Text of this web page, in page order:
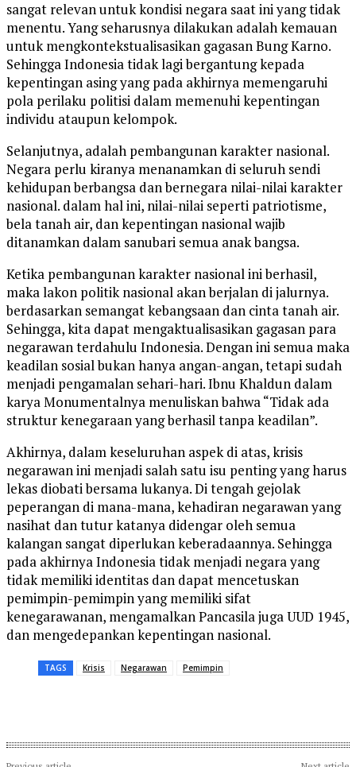
sangat relevan untuk kondisi negara saat ini yang tidak
menentu. Yang seharusnya dilakukan adalah kemauan
untuk mengkontekstualisasikan gagasan Bung Karno.
Sehingga Indonesia tidak lagi bergantung kepada
kepentingan asing yang pada akhirnya memengaruhi
pola perilaku politisi dalam memenuhi kepentingan
individu ataupun kelompok.
Selanjutnya, adalah pembangunan karakter nasional.
Negara perlu kiranya menanamkan di seluruh sendi
kehidupan berbangsa dan bernegara nilai-nilai karakter
nasional. dalam hal ini, nilai-nilai seperti patriotisme,
bela tanah air, dan kepentingan nasional wajib
ditanamkan dalam sanubari semua anak bangsa.
Ketika pembangunan karakter nasional ini berhasil,
maka lakon politik nasional akan berjalan di jalurnya.
berdasarkan semangat kebangsaan dan cinta tanah air.
Sehingga, kita dapat mengaktualisasikan gagasan para
negarawan terdahulu Indonesia. Dengan ini semua maka
keadilan sosial bukan hanya angan-angan, tetapi sudah
menjadi pengamalan sehari-hari. Ibnu Khaldun dalam
karya Monumentalnya menuliskan bahwa “Tidak ada
struktur kenegaraan yang berhasil tanpa keadilan”.
Akhirnya, dalam keseluruhan aspek di atas, krisis
negarawan ini menjadi salah satu isu penting yang harus
lekas diobati bersama lukanya. Di tengah gejolak
peperangan di mana-mana, kehadiran negarawan yang
nasihat dan tutur katanya didengar oleh semua
kalangan sangat diperlukan keberadaannya. Sehingga
pada akhirnya Indonesia tidak menjadi negara yang
tidak memiliki identitas dan dapat mencetuskan
pemimpin-pemimpin yang memiliki sifat
kenegarawanan, mengamalkan Pancasila juga UUD 1945,
dan mengedepankan kepentingan nasional.
TAGS Krisis Negarawan Pemimpin